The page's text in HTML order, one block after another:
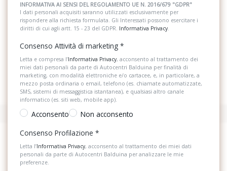
INFORMATIVA AI SENSI DEL REGOLAMENTO UE N. 2016/679 "GDPR"
I dati personali acquisiti saranno utilizzati esclusivamente per
rispondere alla richiesta formulata. Gli Interessati possono esercitare i
diritti di cui agli artt. 15 - 23 del GDPR. Informativa Privacy
Consenso Attività di marketing *
Letta e compresa l’Informativa Privacy, acconsento al trattamento dei
miei dati personali da parte di Autocentri Balduina per finalità di
marketing, con modalità elettroniche e/o cartacee, e, in particolare, a
mezzo posta ordinaria o email, telefono (es. chiamate automatizzate,
SMS, sistemi di messaggistica istantanea), e qualsiasi altro canale
informatico (es. siti web, mobile app).
Acconsento
Non acconsento
Consenso Profilazione *
Letta l’Informativa Privacy, acconsento al trattamento dei miei dati
personali da parte di Autocentri Balduina per analizzare le mie
preferenze.